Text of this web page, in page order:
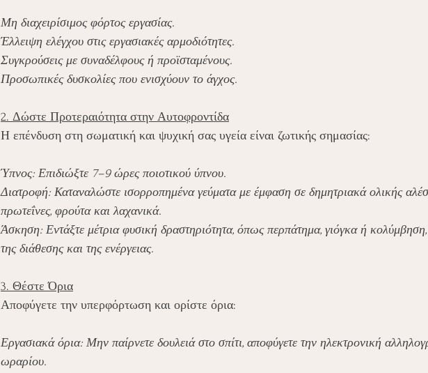
Μη διαχειρίσιμος φόρτος εργασίας.
Έλλειψη ελέγχου στις εργασιακές αρμοδιότητες.
Συγκρούσεις με συναδέλφους ή προϊσταμένους.
Προσωπικές δυσκολίες που ενισχύουν το άγχος.
2. Δώστε Προτεραιότητα στην Αυτοφροντίδα
Η επένδυση στη σωματική και ψυχική σας υγεία είναι ζωτικής σημασίας:
Ύπνος: Επιδιώξτε 7–9 ώρες ποιοτικού ύπνου.
Διατροφή: Καταναλώστε ισορροπημένα γεύματα με έμφαση σε δημητριακά ολικής
πρωτεΐνες, φρούτα και λαχανικά.
Άσκηση: Εντάξτε μέτρια φυσική δραστηριότητα, όπως περπάτημα, γιόγκα ή
της διάθεσης και της ενέργειας.
3. Θέστε Όρια
Αποφύγετε την υπερφόρτωση και ορίστε όρια:
Εργασιακά όρια: Μην παίρνετε δουλειά στο σπίτι, αποφύγετε την ηλεκτρονική
ωραρίου.